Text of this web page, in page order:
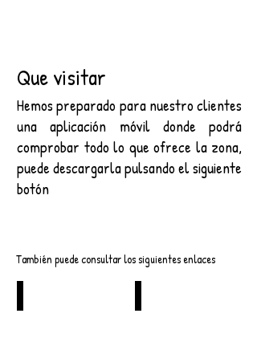
Que visitar
Hemos preparado para nuestro clientes
una aplicación móvil donde podrá
comprobar todo lo que ofrece la zona,
puede descargarla pulsando el siguiente
botón
También puede consultar los siguientes enlaces